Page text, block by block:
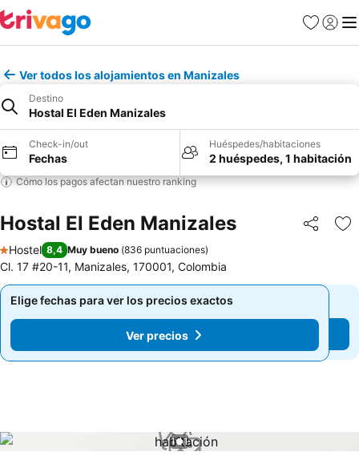
Favoritos
Iniciar
Ver todos los alojamientos en Manizales
Destino
Hostal El Eden Manizales
Check-in/out
Fechas
Huéspedes/habitaciones
2 huéspedes, 1 habitación
Cómo los pagos afectan nuestro ranking
Hostal El Eden Manizales Compartir
1 Estrellas
Hostel 8,4 Muy bueno (836 puntuaciones)
Cl. 17 #20-11, Manizales, 170001, Colombia
Elige fechas para ver los precios exactos
Ver precios
Elige fechas para ver los precios exactos
Ver precios
1 / 1